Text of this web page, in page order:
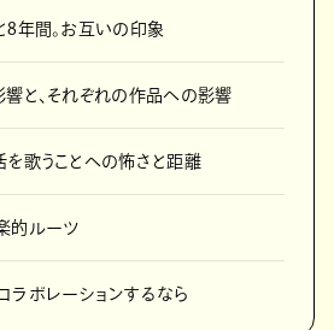
8年間。お互いの印象
響と、それぞれの作品への影響
を歌うことへの怖さと距離
的ルーツ
ラボレーションするなら